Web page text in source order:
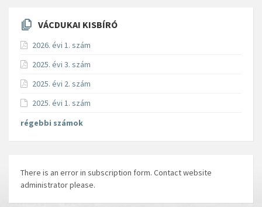
VÁCDUKAI KISBÍRÓ
2026. évi 1. szám
2025. évi 3. szám
2025. évi 2. szám
2025. évi 1. szám
régebbi számok
There is an error in subscription form. Contact website
administrator please.